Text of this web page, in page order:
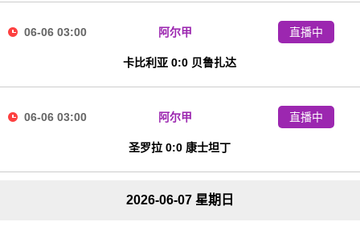
06-06 03:00 阿尔甲
卡比利亚 0:0 贝鲁扎达
直播中
06-06 03:00 阿尔甲
圣罗拉 0:0 康士坦丁
直播中
2026-06-07 星期日